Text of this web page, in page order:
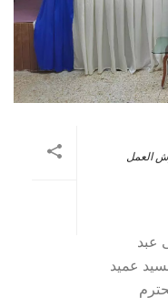
العمل
عبد
عميد